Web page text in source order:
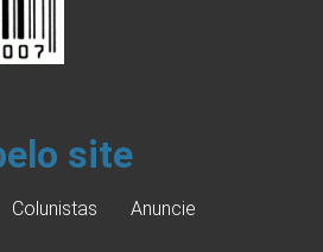
site
Colunistas
Anuncie